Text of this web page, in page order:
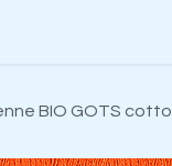
BIO GOTS